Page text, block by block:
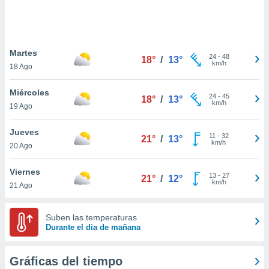
únicos
similares
como
IP
de
traten tus
en
a lo que
Para
Martes
18 Ago
18° / 13° 24- 48
km/h
Miércoles
19 Ago
18° / 13° 24- 45
km/h
Jueves
20 Ago
21° / 13° 11 - 32
km/h
Viernes
21 Ago
21° / 12° 13- 27
km/h
Suben las temperaturas
Durante el dia de mañana
Gráficas del tiempo